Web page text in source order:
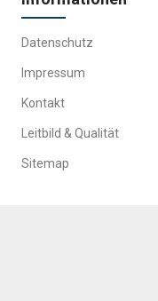
Datenschutz
Impressum
Kontakt
Leitbild & Qualität
Sitemap